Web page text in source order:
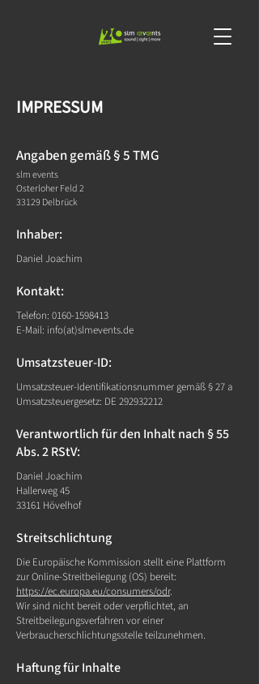
IMPRESSUM
Angaben gemäß § 5 TMG
slm events
Osterloher Feld 2
33129 Delbrück
Inhaber:
Daniel Joachim
Kontakt:
Telefon: 0160-1598413
E-Mail: info(at)slmevents.de
Umsatzsteuer-ID:
Umsatzsteuer-Identifikationsnummer gemäß § 27 a
Umsatzsteuergesetz: DE 292932212
Verantwortlich für den Inhalt nach § 55
Abs. 2 RStV:
Daniel Joachim
Hallerweg 45
33161 Hövelhof
Streitschlichtung
Die Europäische Kommission stellt eine Plattform
zur Online-Streitbeilegung (OS) bereit:
https://ec.europa.eu/consumers/odr.
Wir sind nicht bereit oder verpflichtet, an
Streitbeilegungsverfahren vor einer
Verbraucherschlichtungsstelle teilzunehmen.
Haftung für Inhalte